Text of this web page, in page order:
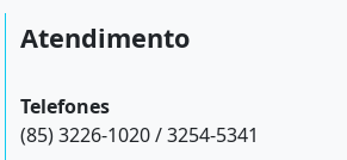
Atendimento
Telefones
(85) 3226-1020 / 3254-5341